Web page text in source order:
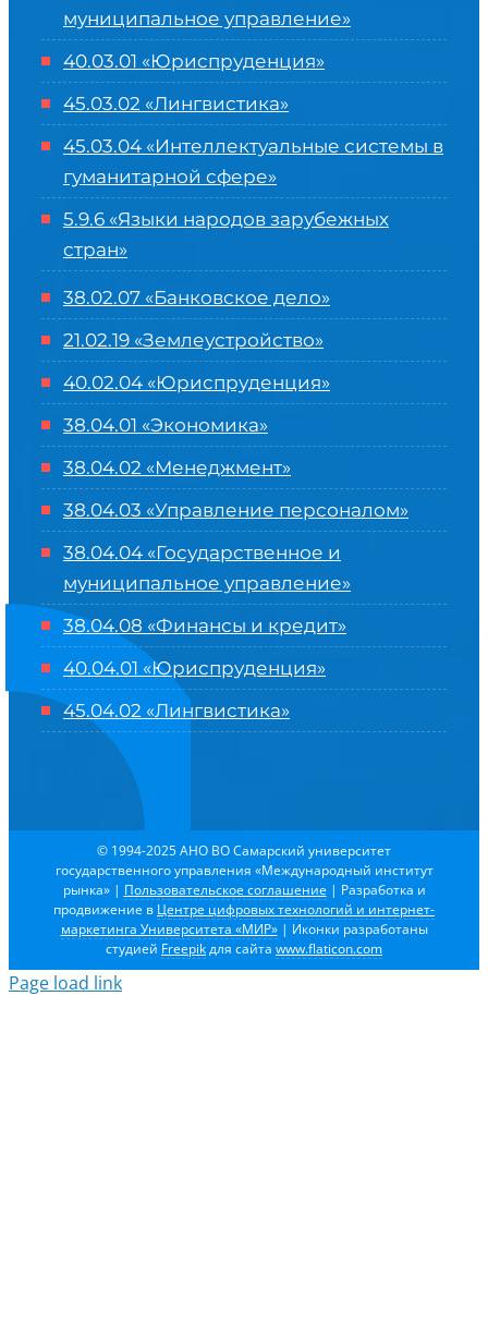
муниципальное управление»
40.03.01 «Юриспруденция»
45.03.02 «Лингвистика»
45.03.04 «Интеллектуальные системы в
гуманитарной сфере»
5.9.6 «Языки народов зарубежных
стран»
38.02.07 «Банковское дело»
21.02.19 «Землеустройство»
40.02.04 «Юриспруденция»
38.04.01 «Экономика»
38.04.02 «Менеджмент»
38.04.03 «Управление персоналом»
38.04.04 «Государственное и
муниципальное управление»
38.04.08 «Финансы и кредит»
40.04.01 «Юриспруденция»
45.04.02 «Лингвистика»
© 1994-2025 АНО ВО Самарский университет
государственного управления «Международный институт
рынка» | Пользовательское соглашение | Разработка и
продвижение в Центре цифровых технологий и интернет-
маркетинга Университета «МИР»| Иконки разработаны
студией Freepikдля сайта www.flaticon.com
Page load link